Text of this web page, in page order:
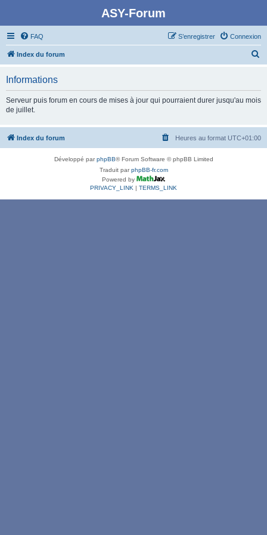
ASY-Forum
FAQ Connexion
S’enregistrer
Index du forum
c
Informations
Serveur puis forum en cours de mises à jour qui pourraient durer jusqu'au mois
de juillet.
Index du forum Heures au format UTC+01:00
Développé parphpBB® Forum Software © phpBB Limited
Traduit parphpBB-fr.com
Powered by
PRIVACY_LINK | TERMS_LINK